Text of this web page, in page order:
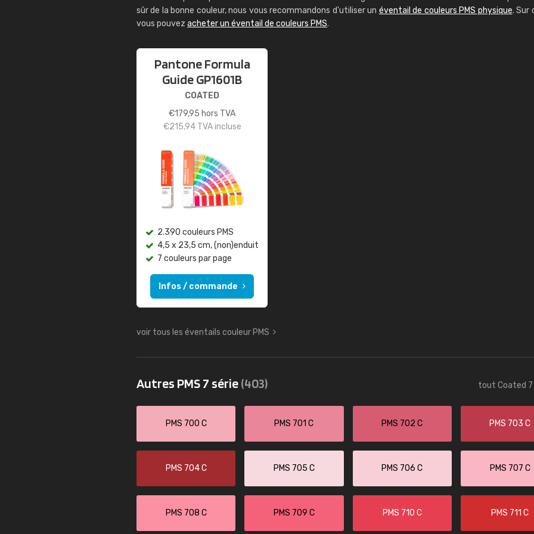
sûr de la bonne couleur, nous vous recommandons d'utiliser un éventail de couleurs PMS physique. Sur
vous pouvez acheter un éventail de couleurs PMS.
Pantone Formula
Guide GP1601B
COATED
€179,95 hors TVA
€215,94TVA incluse
2.390 couleurs PMS
4,5 x 23,5 cm, (non)enduit
7 couleurs par page
Infos / commande
voir tous les éventails couleur PMS
Autres PMS 7 série(403) tout Coated 7
PMS 700 C PMS 701 C PMS 702 C PMS 703 C
PMS 704 C PMS 705 C PMS 706 C PMS 707 C
PMS 708 C PMS 709 C PMS 710 C PMS 711 C